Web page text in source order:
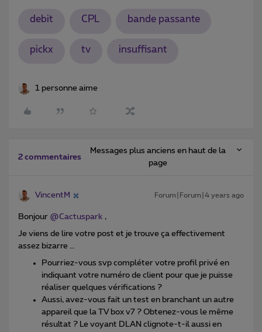
debit CPL bande passante
pickx tv insuffisant
1 personne aime
2 commentaires
Messages plus anciens en haut de la
page
VincentM Forum|Forum|4 years ago
Bonjour @Cactuspark ,
Je viens de lire votre post et je trouve ça effectivement
assez bizarre …
Pourriez-vous svp compléter votre profil privé en
indiquant votre numéro de client pour que je puisse
réaliser quelques vérifications ?
Aussi, avez-vous fait un test en branchant un autre
appareil que la TV box v7 ? Obtenez-vous le même
résultat ? Le voyant DLAN clignote-t-il aussi en